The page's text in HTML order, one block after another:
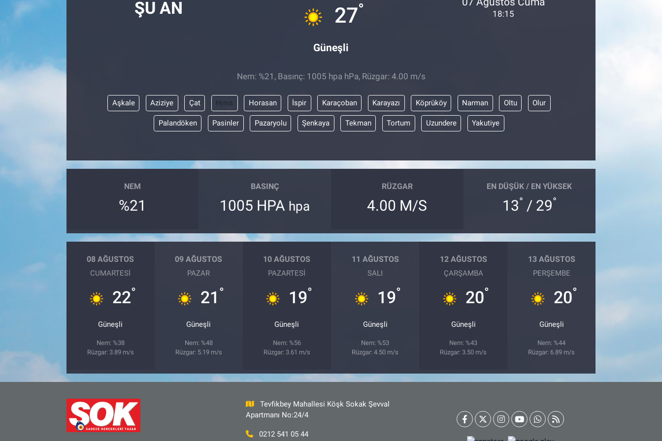
ŞU AN 27°
Güneşli
18:15
Nem: %21, Basınç: 1005 hpa hPa, Rüzgar: 4.00 m/s
Aşkale Aziziye Çat Hınıs Horasan İspir Karaçoban Karayazı Köprüköy Narman Oltu Olur
Palandöken Pasinler Pazaryolu Şenkaya Tekman Tortum Uzundere Yakutiye
NEM
%21
BASINÇ
1005 HPA hpa
RÜZGAR
4.00 M/S
EN DÜŞÜK / EN YÜKSEK
13° / 29°
08 AĞUSTOS
CUMARTESI
22°
Güneşli
Nem: %38
Rüzgar: 3.89 m/s
09 AĞUSTOS
PAZAR
21 °
Güneşli
Nem: %48
Rüzgar: 5.19 m/s
10 AĞUSTOS
PAZARTESI
19°
Güneşli
Nem: %56
Rüzgar: 3.61 m/s
11 AĞUSTOS
SALI
19°
Güneşli
Nem: %53
Rüzgar: 4.50 m/s
12 AĞUSTOS
ÇARŞAMBA
20°
Güneşli
Nem: %43
Rüzgar: 3.50 m/s
13 AĞUSTOS
PERŞEMBE
20°
Güneşli
Nem: %44
Rüzgar: 6.89 m/s
Tevfikbey Mahallesi Köşk Sokak Şevval
Apartmanı No:24/4
0212 541 05 44
EĞİTİM
Bize ulaşın